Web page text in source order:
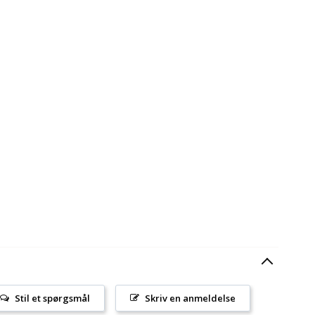
Skriv en anmeldelse
Stil et spørgsmål